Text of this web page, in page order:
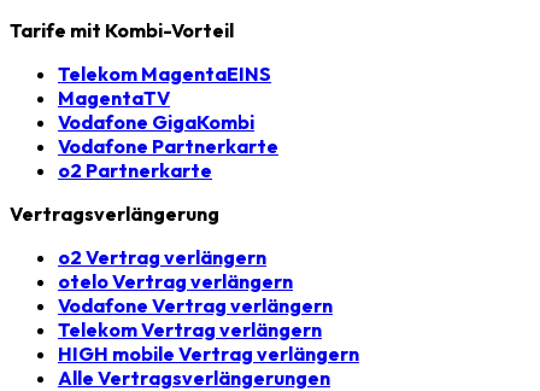
Tarife mit Kombi-Vorteil
Telekom MagentaEINS
MagentaTV
Vodafone GigaKombi
Vodafone Partnerkarte
o2 Partnerkarte
Vertragsverlängerung
o2 Vertrag verlängern
otelo Vertrag verlängern
Vodafone Vertrag verlängern
Telekom Vertrag verlängern
HIGH mobile Vertrag verlängern
Alle Vertragsverlängerungen